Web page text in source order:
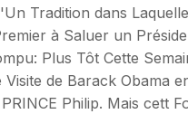
Tradition dans
à Saluer un
Plus Tôt Cette
de Barack Obama
Philip. Mais cett